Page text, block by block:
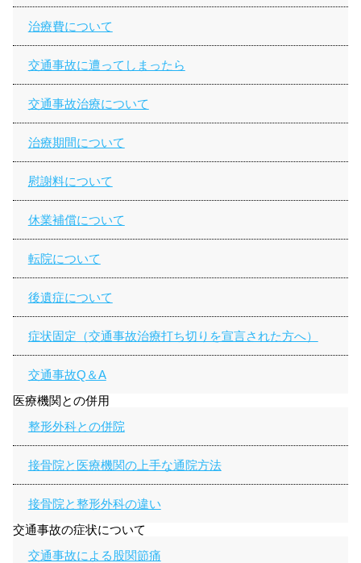
治療費について
交通事故に遭ってしまったら
交通事故治療について
治療期間について
慰謝料について
休業補償について
転院について
後遺症について
症状固定（交通事故治療打ち切りを宣言された方へ）
交通事故Q＆A
医療機関との併用
整形外科との併院
接骨院と医療機関の上手な通院方法
接骨院と整形外科の違い
交通事故の症状について
交通事故による股関節痛